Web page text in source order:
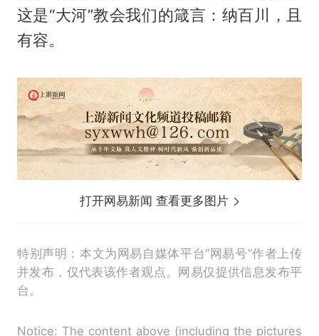
这是“大河”教会我们的箴言：纳百川，且
有容。
打开网易新闻 查看更多图片
特别声明：本文为网易自媒体平台“网易号”作者上传
并发布，仅代表该作者观点。网易仅提供信息发布平
台。
Notice: The content above (including the pictures